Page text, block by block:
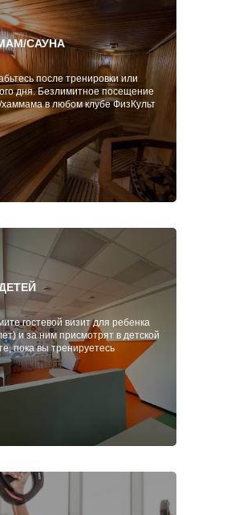
САУНА
после тренировки или
дня. Безлимитное посещение
в любом клубе ФизКульт
гостевой визит для ребенка
и за ним присмотрят в детской
пока вы тренируетесь